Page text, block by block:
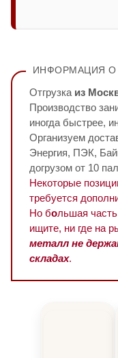
ИНФОРМАЦИЯ О
Отгрузка из
Производство
иногда быстрее,
Организуем
Энергия, ПЭК,
догрузом от 10
Некоторые
требуется
Но большая
ищите, ни где на
металл не
складах.